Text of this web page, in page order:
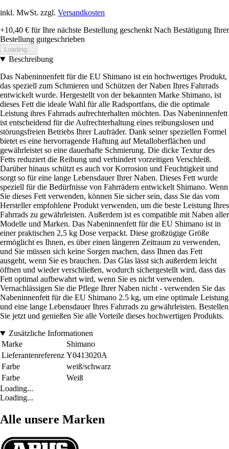
inkl. MwSt. zzgl. Versandkosten
+10,40 € für Ihre nächste Bestellung geschenkt Nach Bestätigung Ihrer
Bestellung gutgeschrieben
Loading...
Beschreibung
Das Nabeninnenfett für die EU Shimano ist ein hochwertiges Produkt,
das speziell zum Schmieren und Schützen der Naben Ihres Fahrrads
entwickelt wurde. Hergestellt von der bekannten Marke Shimano, ist
dieses Fett die ideale Wahl für alle Radsportfans, die die optimale
Leistung ihres Fahrrads aufrechterhalten möchten. Das Nabeninnenfett
ist entscheidend für die Aufrechterhaltung eines reibungslosen und
störungsfreien Betriebs Ihrer Laufräder. Dank seiner speziellen Formel
bietet es eine hervorragende Haftung auf Metalloberflächen und
gewährleistet so eine dauerhafte Schmierung. Die dicke Textur des
Fetts reduziert die Reibung und verhindert vorzeitigen Verschleiß.
Darüber hinaus schützt es auch vor Korrosion und Feuchtigkeit und
sorgt so für eine lange Lebensdauer Ihrer Naben. Dieses Fett wurde
speziell für die Bedürfnisse von Fahrrädern entwickelt Shimano. Wenn
Sie dieses Fett verwenden, können Sie sicher sein, dass Sie das vom
Hersteller empfohlene Produkt verwenden, um die beste Leistung Ihres
Fahrrads zu gewährleisten. Außerdem ist es compatible mit Naben aller
Modelle und Marken. Das Nabeninnenfett für die EU Shimano ist in
einer praktischen 2,5 kg Dose verpackt. Diese großzügige Größe
ermöglicht es Ihnen, es über einen längeren Zeitraum zu verwenden,
und Sie müssen sich keine Sorgen machen, dass Ihnen das Fett
ausgeht, wenn Sie es brauchen. Das Glas lässt sich außerdem leicht
öffnen und wieder verschließen, wodurch sichergestellt wird, dass das
Fett optimal aufbewahrt wird, wenn Sie es nicht verwenden.
Vernachlässigen Sie die Pflege Ihrer Naben nicht - verwenden Sie das
Nabeninnenfett für die EU Shimano 2.5 kg, um eine optimale Leistung
und eine lange Lebensdauer Ihres Fahrrads zu gewährleisten. Bestellen
Sie jetzt und genießen Sie alle Vorteile dieses hochwertigen Produkts.
Zusätzliche Informationen
Marke
Shimano
Lieferantenreferenz Y0413020A
Farbe
weiß/schwarz
Farbe
Weiß
Loading...
Loading...
Alle unsere Marken